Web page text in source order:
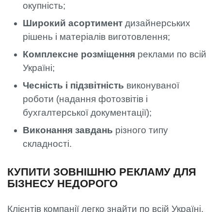
окупність;
Широкий асортимент дизайнерських
рішень і матеріалів виготовлення;
Комплексне розміщення реклами по всій
Україні;
Чесність і підзвітність виконуваної
роботи (надання фотозвітів і
бухгалтерської документації);
Виконання завдань різного типу
складності.
КУПИТИ ЗОВНІШНЮ РЕКЛАМУ ДЛЯ
БІЗНЕСУ НЕДОРОГО
Клієнтів компанії легко знайти по всій Україні,